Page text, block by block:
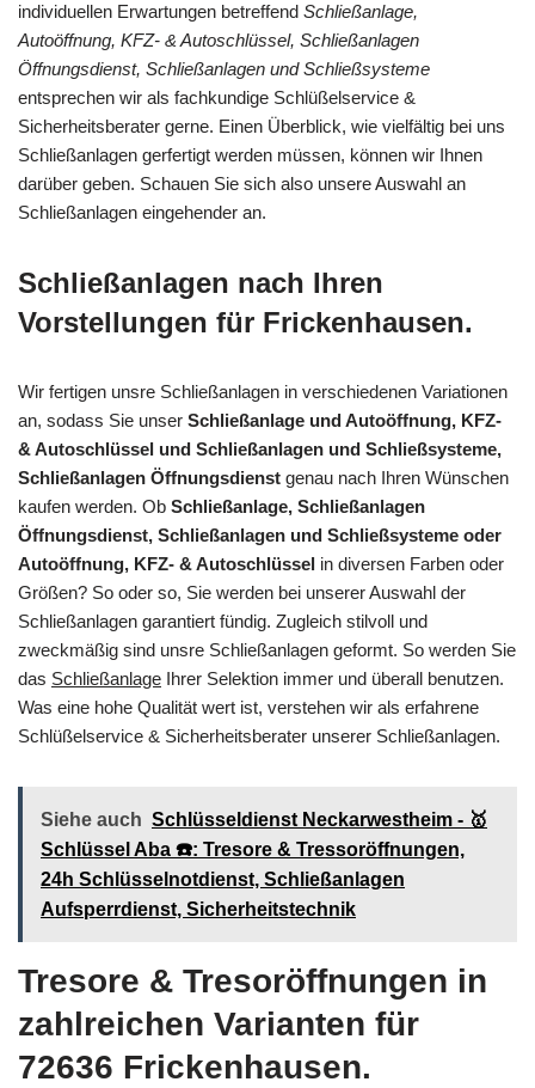
individuellen Erwartungen betreffend Schließanlage,
Autoöffnung, KFZ- & Autoschlüssel, Schließanlagen
Öffnungsdienst, Schließanlagen und Schließsysteme
entsprechen wir als fachkundige Schlüßelservice &
Sicherheitsberater gerne. Einen Überblick, wie vielfältig bei uns
Schließanlagen gerfertigt werden müssen, können wir Ihnen
darüber geben. Schauen Sie sich also unsere Auswahl an
Schließanlagen eingehender an.
Schließanlagen nach Ihren
Vorstellungen für Frickenhausen.
Wir fertigen unsre Schließanlagen in verschiedenen Variationen
an, sodass Sie unser Schließanlage und Autoöffnung, KFZ-
& Autoschlüssel und Schließanlagen und Schließsysteme,
Schließanlagen Öffnungsdienst genau nach Ihren Wünschen
kaufen werden. Ob Schließanlage, Schließanlagen
Öffnungsdienst, Schließanlagen und Schließsysteme oder
Autoöffnung, KFZ- & Autoschlüssel in diversen Farben oder
Größen? So oder so, Sie werden bei unserer Auswahl der
Schließanlagen garantiert fündig. Zugleich stilvoll und
zweckmäßig sind unsre Schließanlagen geformt. So werden Sie
das Schließanlage Ihrer Selektion immer und überall benutzen.
Was eine hohe Qualität wert ist, verstehen wir als erfahrene
Schlüßelservice & Sicherheitsberater unserer Schließanlagen.
Siehe auch Schlüsseldienst Neckarwestheim - 🥇
Schlüssel Aba ☎️: Tresore & Tressoröffnungen,
24h Schlüsselnotdienst, Schließanlagen
Aufsperrdienst, Sicherheitstechnik
Tresore & Tresoröffnungen in
zahlreichen Varianten für
72636 Frickenhausen.